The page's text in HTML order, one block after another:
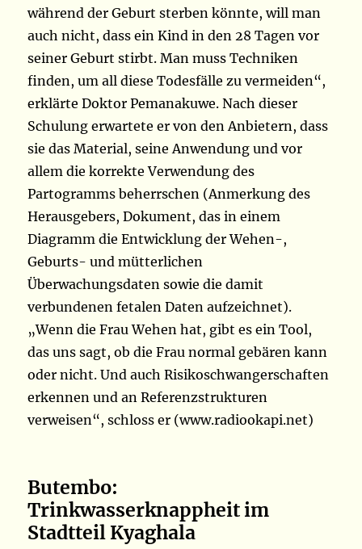
während der Geburt sterben könnte, will man
auch nicht, dass ein Kind in den 28 Tagen vor
seiner Geburt stirbt. Man muss Techniken
finden, um all diese Todesfälle zu vermeiden“,
erklärte Doktor Pemanakuwe. Nach dieser
Schulung erwartete er von den Anbietern, dass
sie das Material, seine Anwendung und vor
allem die korrekte Verwendung des
Partogramms beherrschen (Anmerkung des
Herausgebers, Dokument, das in einem
Diagramm die Entwicklung der Wehen-,
Geburts- und mütterlichen
Überwachungsdaten sowie die damit
verbundenen fetalen Daten aufzeichnet).
„Wenn die Frau Wehen hat, gibt es ein Tool,
das uns sagt, ob die Frau normal gebären kann
oder nicht. Und auch Risikoschwangerschaften
erkennen und an Referenzstrukturen
verweisen“, schloss er (www.radiookapi.net)
Butembo:
Trinkwasserknappheit im
Stadtteil Kyaghala